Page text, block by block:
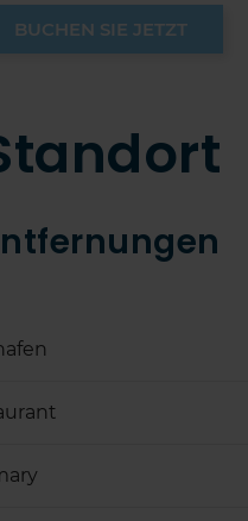
BUCHEN SIE JETZT